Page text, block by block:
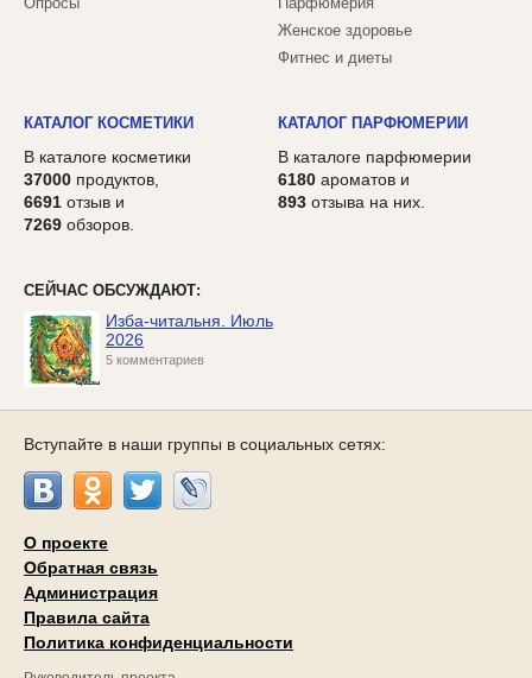
Женское здоровье
Фитнес и диеты
КАТАЛОГ КОСМЕТИКИ
В каталоге косметики
37000 продуктов,
6691 отзыв и
7269 обзоров.
КАТАЛОГ ПАРФЮМЕРИИ
В каталоге парфюмерии
6180 ароматов и
893 отзыва на них.
СЕЙЧАС ОБСУЖДАЮТ:
Изба-читальня. Июль
2026
5 комментариев
Вступайте в наши группы в социальных сетях:
О проекте
Обратная связь
Администрация
Правила сайта
Политика конфиденциальности